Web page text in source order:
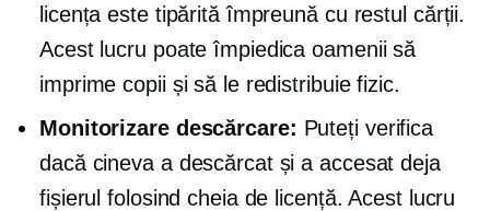
licența este tipărită împreună cu restul cărții.
Acest lucru poate împiedica oamenii să
imprime copii și să le redistribuie fizic.
Monitorizare descărcare: Puteți verifica
dacă cineva a descărcat și a accesat deja
fișierul folosind cheia de licență. Acest lucru